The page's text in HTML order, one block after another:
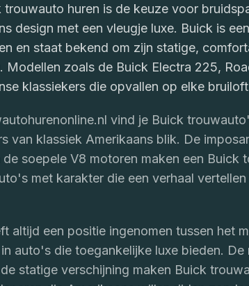
trouwauto huren is de keuze voor
design met een vleugje luxe. Buick is
en staat bekend om zijn statige,
Modellen zoals de Buick Electra 225,
klassiekers die opvallen op elke
vind je Buick
van klassiek Amerikaans blik. De
de soepele V8 motoren maken een
met karakter die een verhaal
altijd een positie ingenomen tussen het
auto's die toegankelijke luxe bieden.
statige verschijning maken Buick